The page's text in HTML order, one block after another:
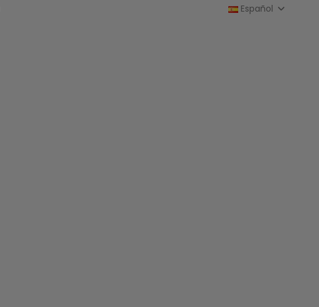
Español